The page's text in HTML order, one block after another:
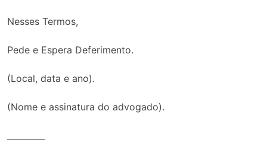
Nesses Termos,
Pede e Espera Deferimento.
(Local, data e ano).
(Nome e assinatura do advogado).